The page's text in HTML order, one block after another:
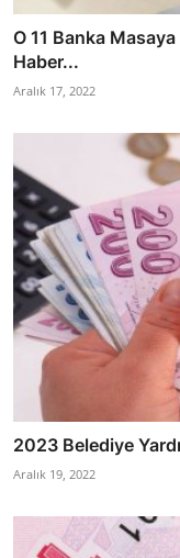
O 11 Banka
Haber...
Aralık 17, 2022
2023 Belediye
Aralık 19, 2022